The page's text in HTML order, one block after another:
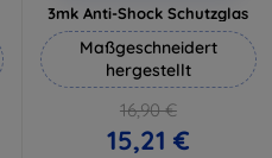
3mk Anti-Shock Schutzglas
Maßgeschneidert
hergestellt
16,90 €
15,21 €